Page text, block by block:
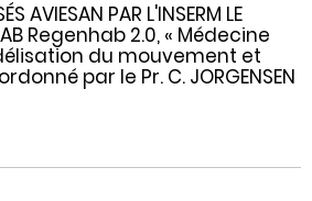
AVIESAN PAR L'INSERM LE
Regenhab 2.0, « Médecine
du mouvement et
par le Pr. C. JORGENSEN